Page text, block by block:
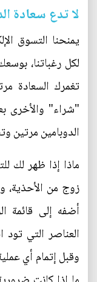
لا تدع سعادة
يمنحنا التسوق
لكل رغباتنا،
تغمرك السعادة
"شراء" والأخرى
الدوبامين مرتين
ماذا إذا ظهر لك
زوج من الأحذية،
أضفه إلى قائمة
العناصر التي تود
وقبل إتمام أي